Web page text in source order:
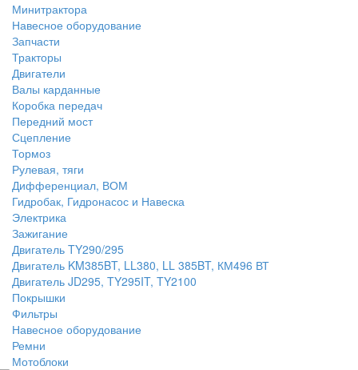
Минитрактора
Навесное оборудование
Запчасти
Тракторы
Двигатели
Валы карданные
Коробка передач
Передний мост
Сцепление
Тормоз
Рулевая, тяги
Дифференциал, ВОМ
Гидробак, Гидронасос и Навеска
Электрика
Зажигание
Двигатель TY290/295
Двигатель KM385BT, LL380, LL 385BT, КМ496 ВТ
Двигатель JD295, TY295IT, TY2100
Покрышки
Фильтры
Навесное оборудование
Ремни
Мотоблоки